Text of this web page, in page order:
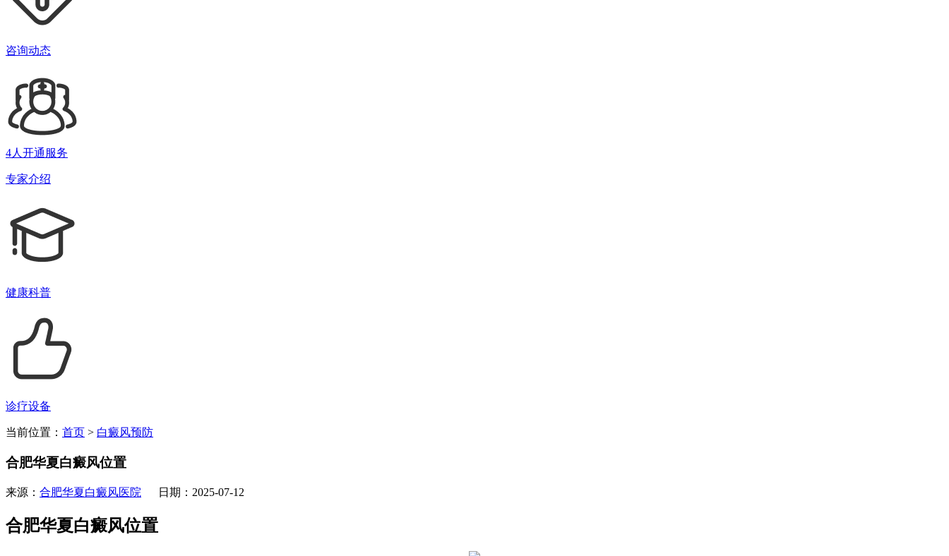
咨询动态
4人开通服务
专家介绍
健康科普
诊疗设备
当前位置： 首页 > 白癜风预防
合肥华夏白癜风位置
来源： 合肥华夏白癜风医院 日期：2025-07-12
合肥华夏白癜风位置